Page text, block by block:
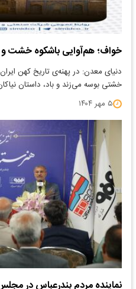
خواف؛ هم‌آوایی باشکوه خشت و
دنیای معدن: در پهنه‌ی تاریخ کهن
خشتی بوسه می‌زند و باد، داستان
۵ مهر ۱۴۰۴
نماینده مردم بندرعباس در